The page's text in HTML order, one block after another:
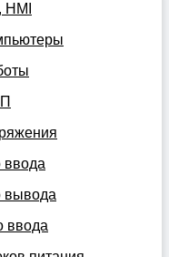
ввода
вывода
ввода